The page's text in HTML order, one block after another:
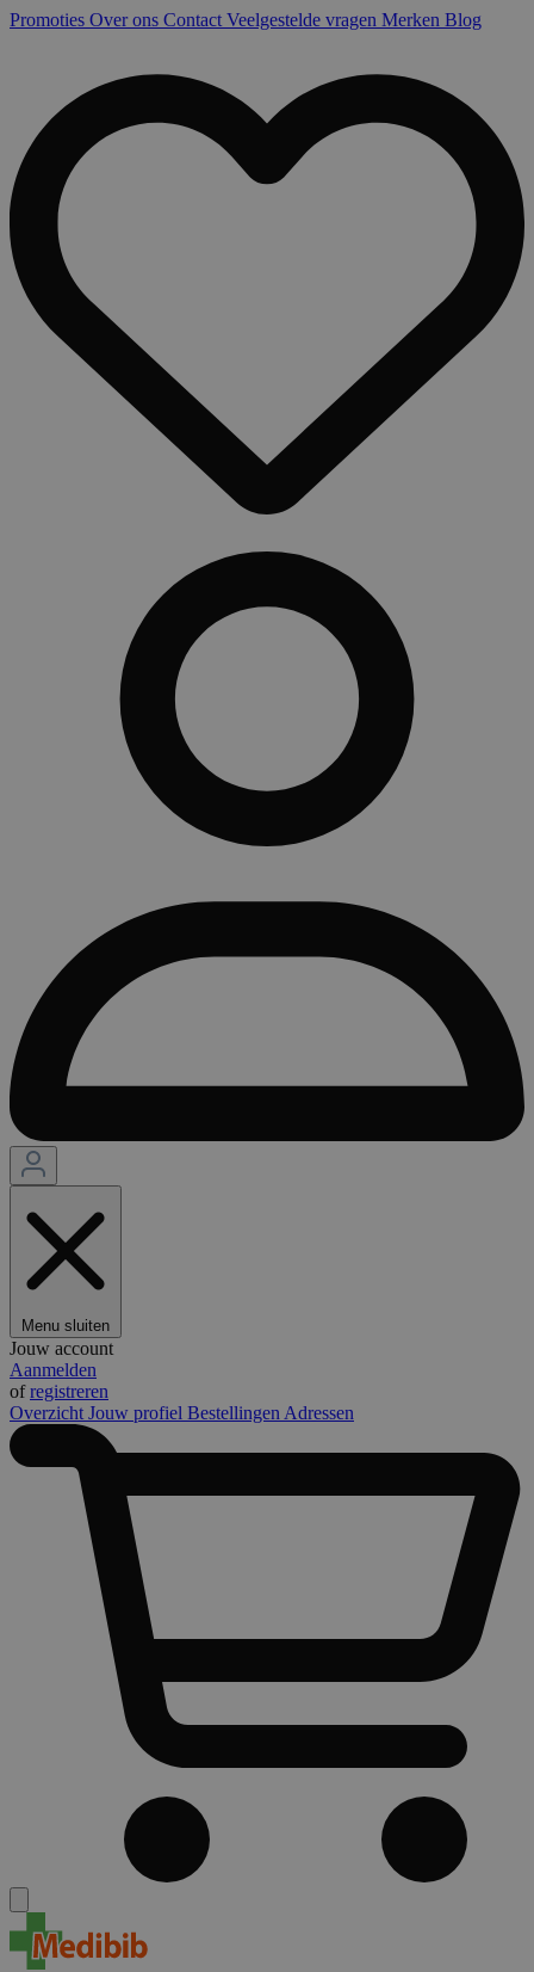
Promoties Over ons Contact Veelgestelde vragen Merken Blog
Menu sluiten
Jouw account
Aanmelden
ofregistreren
Overzicht Jouw profiel Bestellingen Adressen